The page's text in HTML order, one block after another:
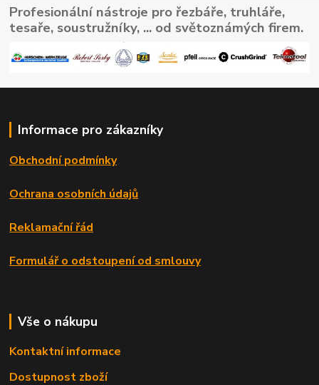
Profesionální nástroje pro řezbáře, truhláře,
tesaře, soustružníky, ... od světoznámých firem.
Informace pro zákazníky
Obchodní podmínky
Ochrana osobních údajů
Reklamační řád
Formulář o odstoupení od smlouvy
Vše o nákupu
Kontaktní informace
Dostupnost zboží